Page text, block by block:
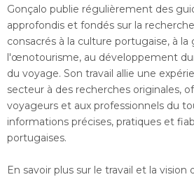
Gonçalo publie régulièrement des
approfondis et fondés sur la
consacrés à la culture portugaise, à la
l'œnotourisme, au développement
du voyage. Son travail allie une
secteur à des recherches originales,
voyageurs et aux professionnels du
informations précises, pratiques et
portugaises.
En savoir plus sur le travail et la vision